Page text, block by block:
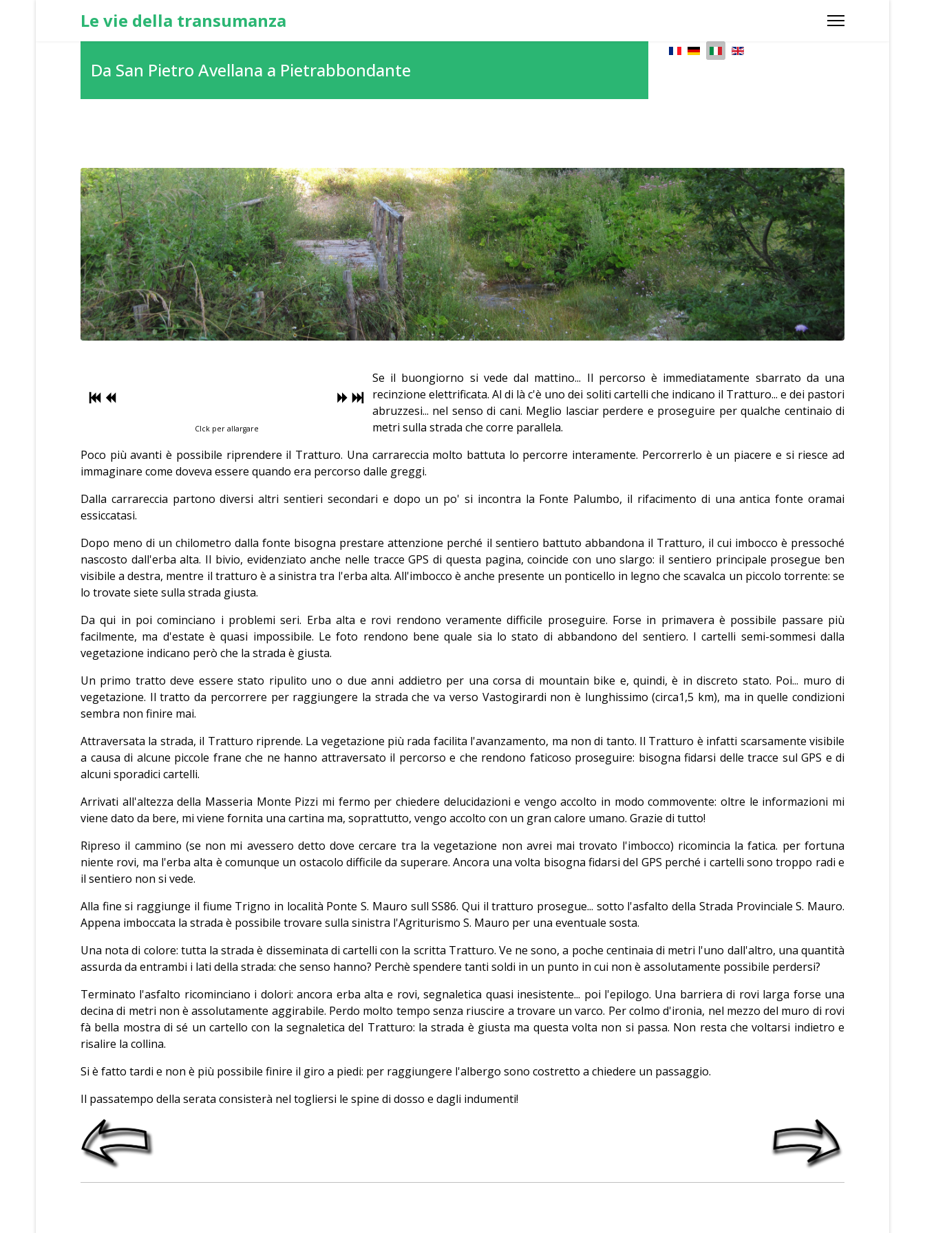
Le vie della transumanza
Da San Pietro Avellana a Pietrabbondante
Seleziona la tua lingua
Clck per allargare
Se il buongiorno si vede dal mattino... Il percorso è immediatamente sbarrato da una
recinzione elettrificata. Al di là c'è uno dei soliti cartelli che indicano il Tratturo... e dei pastori
abruzzesi... nel senso di cani. Meglio lasciar perdere e proseguire per qualche centinaio di
metri sulla strada che corre parallela.
Poco più avanti è possibile riprendere il Tratturo. Una carrareccia molto battuta lo percorre interamente. Percorrerlo è un piacere e si riesce ad
immaginare come doveva essere quando era percorso dalle greggi.
Dalla carrareccia partono diversi altri sentieri secondari e dopo un po' si incontra la Fonte Palumbo, il rifacimento di una antica fonte oramai
essiccatasi.
Dopo meno di un chilometro dalla fonte bisogna prestare attenzione perché il sentiero battuto abbandona il Tratturo, il cui imbocco è pressoché
nascosto dall'erba alta. Il bivio, evidenziato anche nelle tracce GPS di questa pagina, coincide con uno slargo: il sentiero principale prosegue ben
visibile a destra, mentre il tratturo è a sinistra tra l'erba alta. All'imbocco è anche presente un ponticello in legno che scavalca un piccolo torrente: se
lo trovate siete sulla strada giusta.
Da qui in poi cominciano i problemi seri. Erba alta e rovi rendono veramente difficile proseguire. Forse in primavera è possibile passare più
facilmente, ma d'estate è quasi impossibile. Le foto rendono bene quale sia lo stato di abbandono del sentiero. I cartelli semi-sommesi dalla
vegetazione indicano però che la strada è giusta.
Un primo tratto deve essere stato ripulito uno o due anni addietro per una corsa di mountain bike e, quindi, è in discreto stato. Poi... muro di
vegetazione. Il tratto da percorrere per raggiungere la stradache va verso Vastogirardi non è lunghissimo (circa1,5 km), ma in quelle condizioni
sembra non finire mai.
Attraversata la strada, il Tratturo riprende. La vegetazione più rada facilita l'avanzamento, ma non di tanto. Il Tratturo è infatti scarsamente visibile
a causa di alcune piccole frane che ne hanno attraversato il percorso e che rendono faticoso proseguire: bisogna fidarsi delle tracce sul GPS e di
alcuni sporadici cartelli.
Arrivati all'altezza della Masseria Monte Pizzi mi fermo per chiedere delucidazioni e vengo accolto in modo commovente: oltre le informazioni mi
viene dato da bere, mi viene fornita una cartina ma, soprattutto, vengo accolto con un gran calore umano. Grazie di tutto!
Ripreso il cammino (se non mi avessero detto dove cercare tra la vegetazione non avrei mai trovato l'imbocco) ricomincia la fatica. per fortuna
niente rovi, ma l'erba alta è comunque un ostacolo difficile da superare. Ancora una volta bisogna fidarsi del GPS perché i cartelli sono troppo radi e
il sentiero non si vede.
Alla fine si raggiunge il fiume Trigno in località Ponte S. Mauro sull SS86. Qui il tratturo prosegue... sotto l'asfalto della Strada Provinciale S. Mauro.
Appena imboccata la strada è possibile trovare sulla sinistra l'Agriturismo S. Mauro per una eventuale sosta.
Una nota di colore: tutta la strada è disseminata di cartelli con la scritta Tratturo. Ve ne sono, a poche centinaia di metri l'uno dall'altro, una quantità
assurda da entrambi i lati della strada: che senso hanno? Perchè spendere tanti soldi in un punto in cui non è assolutamente possibile perdersi?
Terminato l'asfalto ricominciano i dolori: ancora erba alta e rovi, segnaletica quasi inesistente... poi l'epilogo. Una barriera di rovi larga forse una
decina di metri non è assolutamente aggirabile. Perdo molto tempo senza riuscire a trovare un varco. Per colmo d'ironia, nel mezzo del muro di rovi
fà bella mostra di sé un cartello con la segnaletica del Tratturo: la strada è giusta ma questa volta non si passa. Non resta che voltarsi indietro e
risalire la collina.
Si è fatto tardi e non è più possibile finire il giro a piedi: per raggiungere l'albergo sono costretto a chiedere un passaggio.
Il passatempo della serata consisterà nel togliersi le spine di dosso e dagli indumenti!